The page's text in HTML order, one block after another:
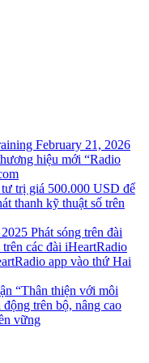
February 21, 2026
hiệu mới “Radio
trị giá 500.000 USD để
thanh kỹ thuật số trên
Phát sóng trên đài
các đài iHeartRadio
app vào thứ Hai
“Thân thiện với môi
trên bộ, nâng cao
vững